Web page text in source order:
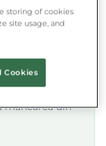
„Maradtmég
simultan
mâncarea din
storing of cookies
site usage, and
Cookies